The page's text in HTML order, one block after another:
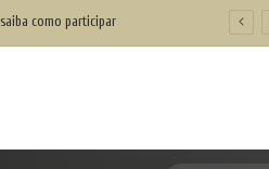
como participar